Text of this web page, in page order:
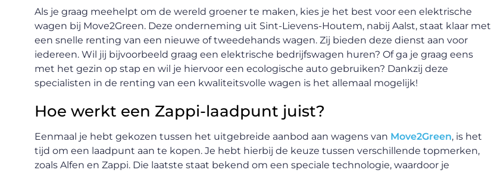
Als je graag meehelpt om de wereld groener te maken, kies je het best voor een elektrische
wagen bij Move2Green. Deze onderneming uit Sint-Lievens-Houtem, nabij Aalst, staat klaar met
een snelle renting van een nieuwe of tweedehands wagen. Zij bieden deze dienst aan voor
iedereen. Wil jij bijvoorbeeld graag een elektrische bedrijfswagen huren? Of ga je graag eens
met het gezin op stap en wil je hiervoor een ecologische auto gebruiken? Dankzij deze
specialisten in de renting van een kwaliteitsvolle wagen is het allemaal mogelijk!
Hoe werkt een Zappi-laadpunt juist?
Eenmaal je hebt gekozen tussen het uitgebreide aanbod aan wagens van Move2Green, is het
tijd om een laadpunt aan te kopen. Je hebt hierbij de keuze tussen verschillende topmerken,
zoals Alfen en Zappi. Die laatste staat bekend om een speciale technologie, waardoor je